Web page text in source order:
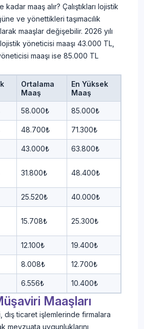
maaş alır? Çalıştıkları lojistik
ve yönettikleri taşımacılık
maaşlar değişebilir. 2026 yılı
yöneticisi maaşı 43.000 TL,
maaşı ise 85.000 TL
Ortalama
Maaş
En Yüksek
Maaş
58.000₺ 85.000₺
48.700₺ 71.300₺
43.000₺ 63.800₺
31.800₺ 48.400₺
25.520₺ 40.000₺
15.708₺ 25.300₺
12.100₺ 19.400₺
8.008₺ 12.700₺
6.556₺ 10.400₺
Maaşları
dış ticaret işlemlerinde firmalara
mevzuata uygunluklarını